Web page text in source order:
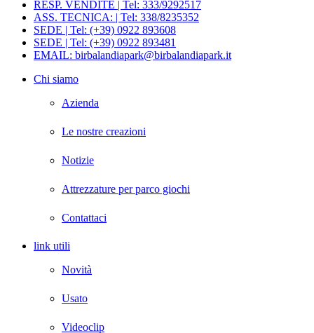
RESP. VENDITE | Tel: 333/9292517
ASS. TECNICA: | Tel: 338/8235352
SEDE | Tel: (+39) 0922 893608
SEDE | Tel: (+39) 0922 893481
EMAIL: birbalandiapark@birbalandiapark.it
Chi siamo
Azienda
Le nostre creazioni
Notizie
Attrezzature per parco giochi
Contattaci
link utili
Novità
Usato
Videoclip